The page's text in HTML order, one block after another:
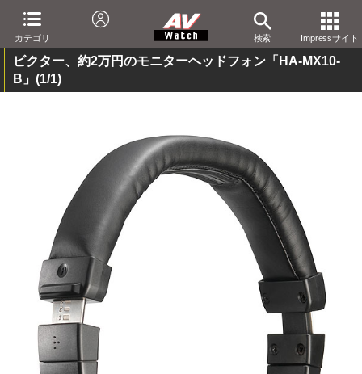
カテゴリ 検索 Impressサイト
ビクター、約2万円のモニターヘッドフォン「HA-MX10-
B」 (1/1)